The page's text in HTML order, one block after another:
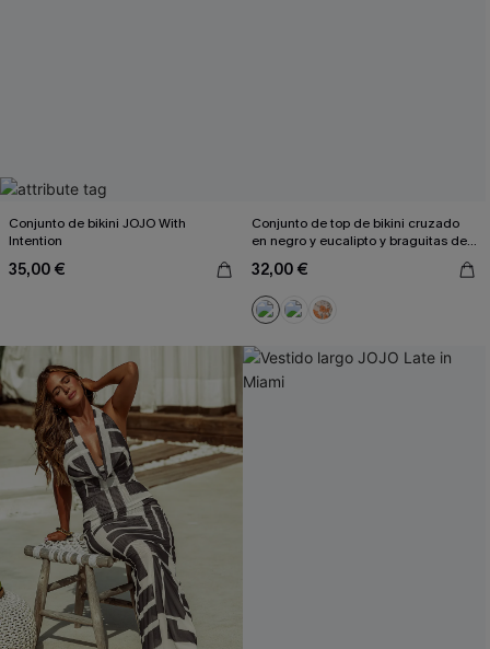
Conjunto de bikini JOJO With
Intention
35,00 €
Conjunto de top de bikini cruzado
en negro y eucalipto y braguitas de
32,00 €